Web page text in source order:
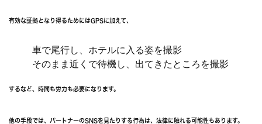
有効な証拠となり得るためにはGPSに加えて、
車で尾行し、ホテルに入る姿を撮影
そのまま近くで待機し、出てきたところを撮影
するなど、時間も労力も必要になります。
他の手段では、パートナーのSNSを見たりする行為は、法律に触れる可能性もあります。